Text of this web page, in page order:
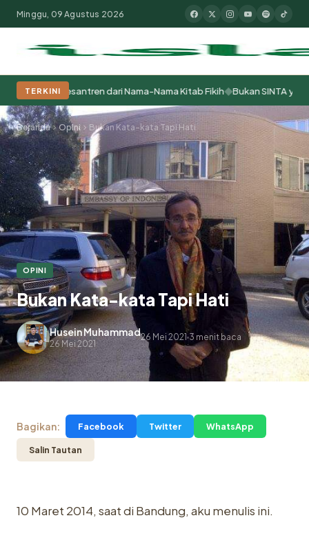
Populer:Moderasi BeragamaKhutbah JumatPesantrenTokoh
Minggu, 09 Agustus 2026
TERKINI
Pesantren dari Nama-Nama Kitab Fikih◆Bukan SINTA yang
Beranda Opini Bukan Kata-kata Tapi Hati
OPINI
Bukan Kata-kata Tapi Hati
Husein Muhammad
26 Mei 2021
26 Mei 2021.3 menit baca
Bagikan: Facebook Twitter WhatsApp
Salin Tautan
10 Maret 2014, saat di Bandung, aku menulis ini.